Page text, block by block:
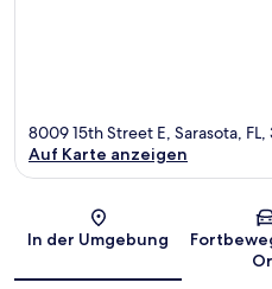
8009 15th Street E, Sarasota,
Auf Karte anzeigen
In der Umgebung